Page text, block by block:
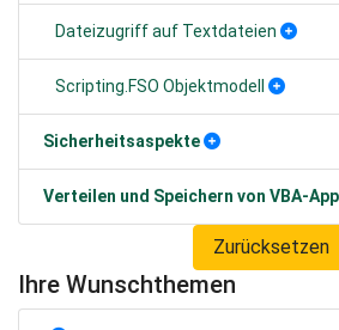
Dateizugriff auf Textdateien
Scripting.FSO Objektmodell
Sicherheitsaspekte
Verteilen und Speichern von VBA-
Zurücksetzen
Ihre Wunschthemen